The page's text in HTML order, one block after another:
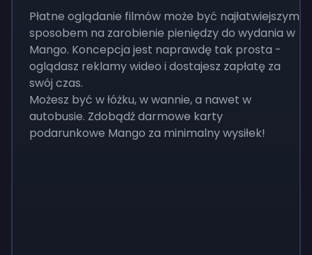
Płatne oglądanie filmów może być najłatwiejszym
sposobem na zarobienie pieniędzy do wydania w
Mango. Koncepcja jest naprawdę tak prosta -
oglądasz reklamy wideo i dostajesz zapłatę za
swój czas.
Możesz być w łóżku, w wannie, a nawet w
autobusie. Zdobądź darmowe karty
podarunkowe Mango za minimalny wysiłek!